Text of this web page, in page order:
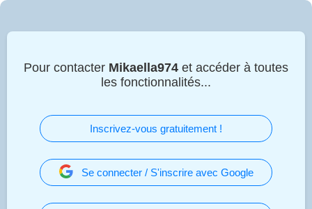
Pour contacter Mikaella974 et accéder à toutes
les fonctionnalités...
Inscrivez-vous gratuitement !
Se connecter / S'inscrire avec Google